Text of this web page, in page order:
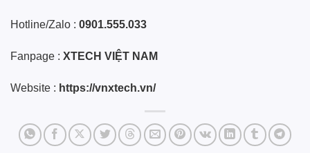
Hotline/Zalo : 0901.555.033
Fanpage : XTECH VIỆT NAM
Website : https://vnxtech.vn/